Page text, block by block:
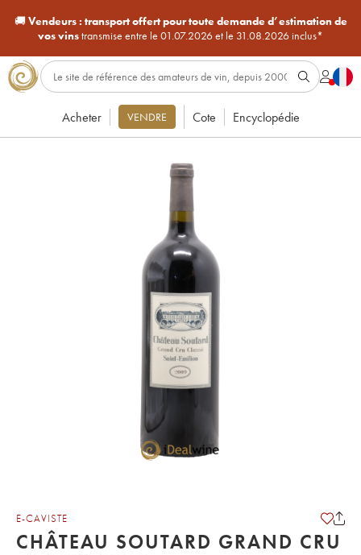
🚚Vendeurs : transport offert pour toute demande d’estimation de
vos vinstransmise entre le 01.07.2026 et le 31.08.2026 inclus*
Acheter VENDRE Cote Encyclopédie
E-CAVISTE
CHÂTEAU SOUTARD GRAND CRU